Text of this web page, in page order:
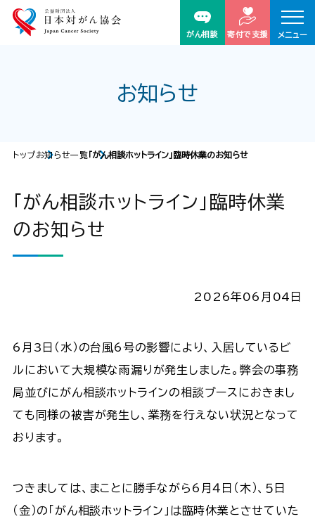
がん相談 寄付で支援 メニュー
お知らせ
トップお知らせ一覧 「がん相談ホットライン」臨時休業のお知らせ
「がん相談ホットライン」臨時休業
のお知らせ
2026年06月04日
6月3日（水）の台風6号の影響により、入居しているビ
ルにおいて大規模な雨漏りが発生しました。弊会の事務
局並びにがん相談ホットラインの相談ブースにおきまし
ても同様の被害が発生し、業務を行えない状況となって
おります。
つきましては、まことに勝手ながら6月４日（木）、５日
（金）の「がん相談ホットライン」は臨時休業とさせていた